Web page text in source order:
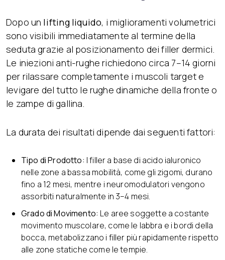
Dopo un lifting liquido, i miglioramenti volumetrici
sono visibili immediatamente al termine della
seduta grazie al posizionamento dei filler dermici.
Le iniezioni anti-rughe richiedono circa 7–14 giorni
per rilassare completamente i muscoli target e
levigare del tutto le rughe dinamiche della fronte o
le zampe di gallina.
La durata dei risultati dipende dai seguenti fattori:
Tipo di Prodotto: I filler a base di acido ialuronico
nelle zone a bassa mobilità, come gli zigomi, durano
fino a 12 mesi, mentre i neuromodulatori vengono
assorbiti naturalmente in 3–4 mesi.
Grado di Movimento: Le aree soggette a costante
movimento muscolare, come le labbra e i bordi della
bocca, metabolizzano i filler più rapidamente rispetto
alle zone statiche come le tempie.